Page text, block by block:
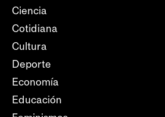
Ciencia
Cotidiana
Cultura
Deporte
Economía
Educación